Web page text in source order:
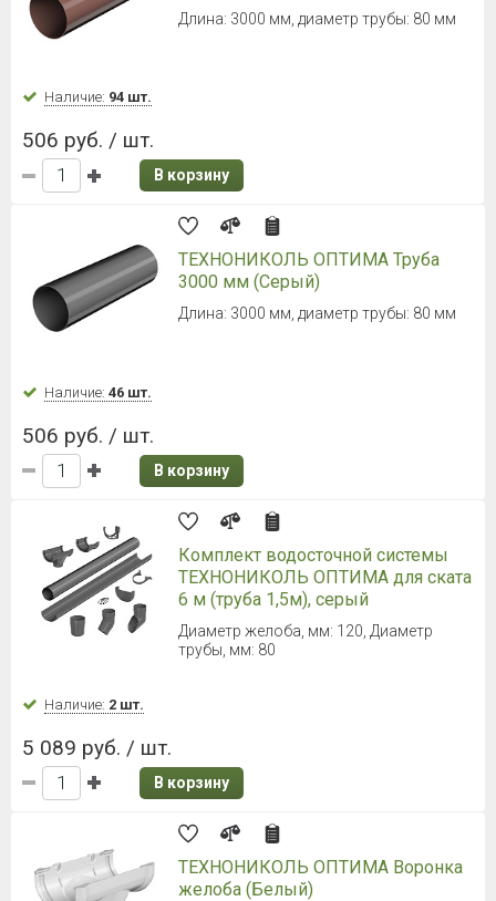
Длина: 3000 мм, диаметр трубы: 80 мм
Наличие: 94 шт.
506 руб. / шт.
В корзину
ТЕХНОНИКОЛЬ ОПТИМА Труба
3000 мм (Серый)
Длина: 3000 мм, диаметр трубы: 80 мм
Наличие: 46 шт.
506 руб. / шт.
В корзину
Комплект водосточной системы
ТЕХНОНИКОЛЬ ОПТИМА для ската
6 м (труба 1,5м), серый
Диаметр желоба, мм: 120, Диаметр
трубы, мм: 80
Наличие: 2 шт.
5 089 руб. / шт.
В корзину
ТЕХНОНИКОЛЬ ОПТИМА Воронка
желоба (Белый)